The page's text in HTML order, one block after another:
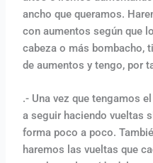
ancho que queramos.
con aumentos según que
cabeza o más bombacho,
de aumentos y tengo, por
.- Una vez que tengamos
a seguir haciendo vueltas
forma poco a poco.
haremos las vueltas que